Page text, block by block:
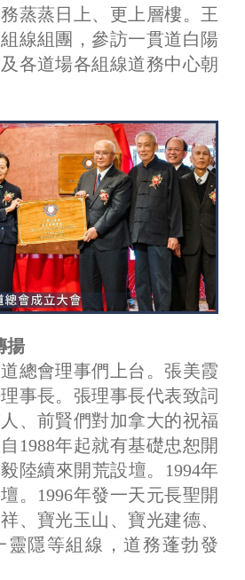
蒸蒸日上、更上層樓。王
線組團，參訪一貫道白陽
各道場各組線道務中心朝
揚
總會理事們上台。張美霞
事長。張理事長代表致詞
、前賢們對加拿大的祝福
1988年起就有基礎忠恕開
陸續來開荒設壇。1994年
。1996年發一天元長聖開
、寶光玉山、寶光建德、
靈隱等組線，道務蓬勃發